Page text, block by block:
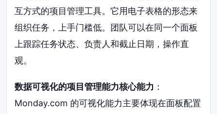
互方式的项目管理工具。它用电子表格的形态来
组织任务，上手门槛低。团队可以在同一个面板
上跟踪任务状态、负责人和截止日期，操作直
观。
数据可视化的项目管理能力核心能力 ：
Monday.com 的可视化能力主要体现在面板配置